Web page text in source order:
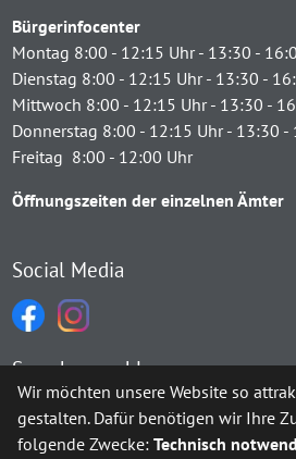
Bürgerinfocenter
Montag 8:00 - 12:15 Uhr - 13:30 -
Dienstag 8:00 - 12:15 Uhr - 13:30 -
Mittwoch 8:00 - 12:15 Uhr - 13:30 -
Donnerstag 8:00 - 12:15 Uhr - 13:30 -
Freitag 8:00 - 12:00 Uhr
Öffnungszeiten der einzelnen Ämter
Social Media
Sprachauswahl
Möchten Sie vonGoogle Translate
Wir möchten unsere Website so
gestalten. Dafür benötigen wir Ihre
folgende Zwecke:Technisch